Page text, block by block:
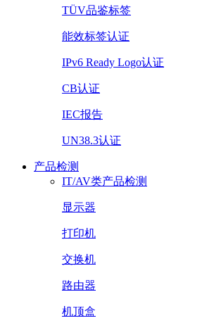
TÜV品鉴标签
能效标签认证
IPv6 Ready Logo认证
CB认证
IEC报告
UN38.3认证
产品检测
IT/AV类产品检测
显示器
打印机
交换机
路由器
机顶盒